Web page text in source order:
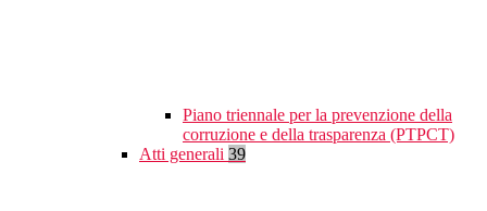
Piano triennale per la prevenzione della
corruzione e della trasparenza (PTPCT)
Atti generali 39